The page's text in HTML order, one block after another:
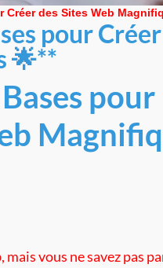
Créer des Sites Web
pour
🌟**
pour
vous ne savez pas